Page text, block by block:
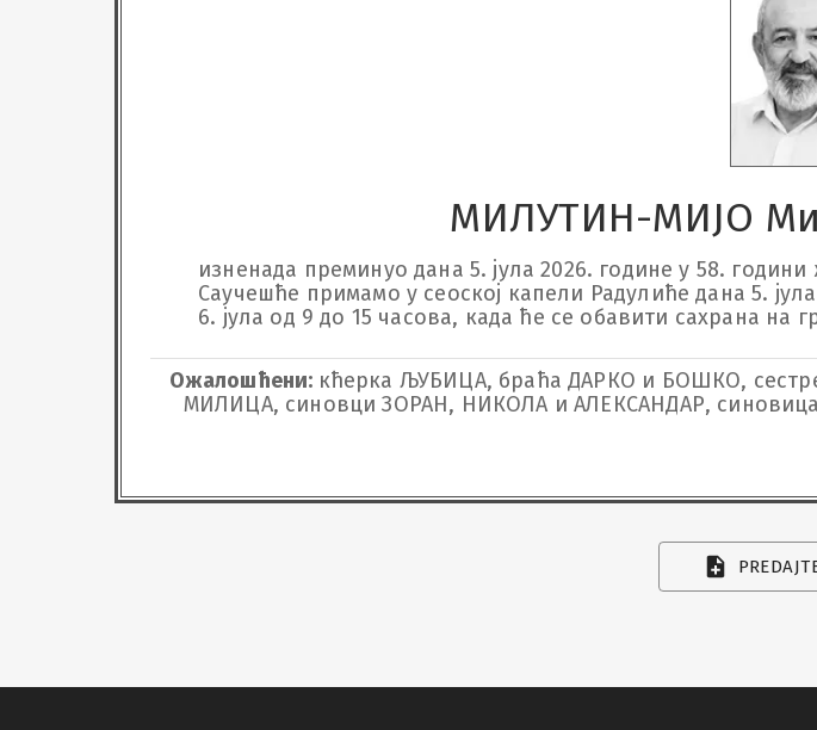
МИЛУТИН-МИЈО
изненада преминуо дана 5. јула 2026. године у 58. години
Саучешће примамо у сеоској капели Радулиће дана 5.
6. јула од 9 до 15 часова, када ће се обавити сахрана на
Ожалошћени: кћерка ЉУБИЦА, браћа ДАРКО и БОШКО,
МИЛИЦА, синовци ЗОРАН, НИКОЛА и АЛЕКСАНДАР, синовица